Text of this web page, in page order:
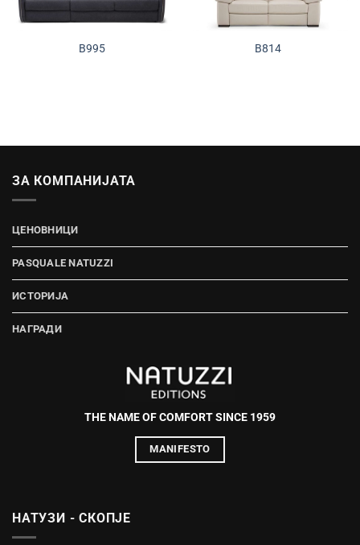
Додади во
желботека
B995
Додади во
желботека
B814
ЗА КОМПАНИЈАТА
ЦЕНОВНИЦИ
PASQUALE NATUZZI
ИСТОРИЈА
НАГРАДИ
THE NAME OF COMFORT SINCE 1959
MANIFESTO
НАТУЗИ - СКОПЈЕ